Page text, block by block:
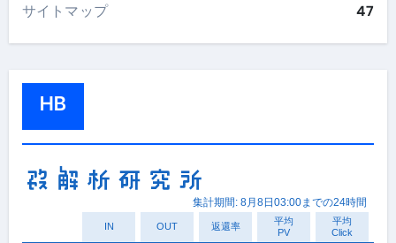
サイトマップ 47
HB